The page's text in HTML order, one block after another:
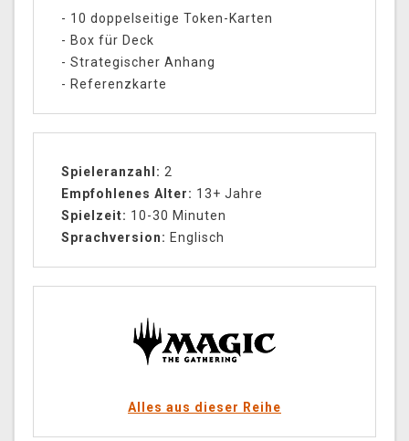
- 10 doppelseitige Token-Karten
- Box für Deck
- Strategischer Anhang
- Referenzkarte
Spieleranzahl: 2
Empfohlenes Alter: 13+ Jahre
Spielzeit: 10-30 Minuten
Sprachversion: Englisch
Alles aus dieser Reihe